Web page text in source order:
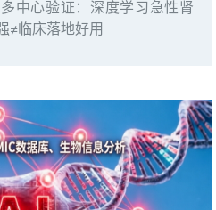
中心验证：深度学习急性肾
≠临床落地好用